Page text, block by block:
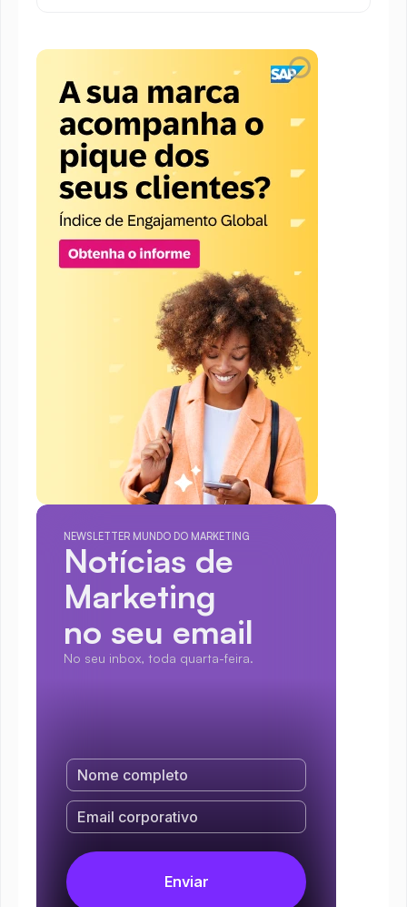
NEWSLETTER MUNDO DO MARKETING
Notícias de
Marketing
no seu email
No seu inbox, toda quarta-feira.